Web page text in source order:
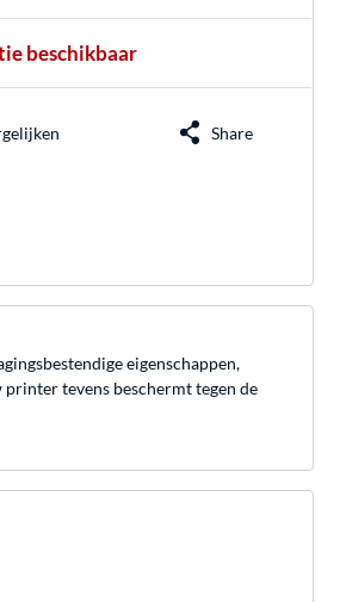
beschikbaar
Share
eigenschappen,
tevens beschermt tegen de